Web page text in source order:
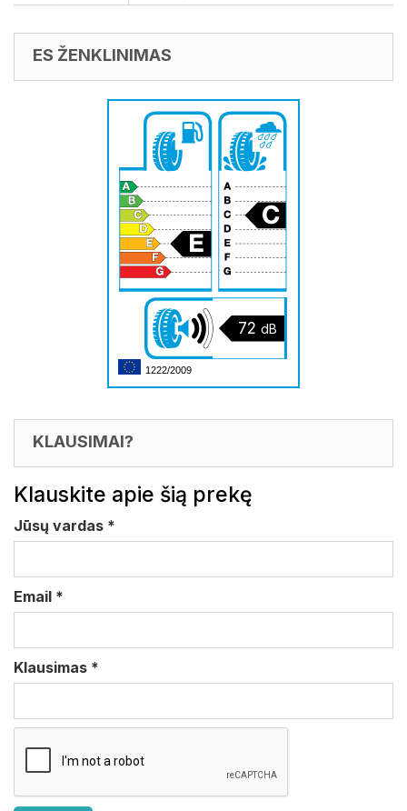
ES ŽENKLINIMAS
72 dB
1222/2009
KLAUSIMAI?
Klauskite apie šią prekę
Jūsų vardas *
Email *
Klausimas *